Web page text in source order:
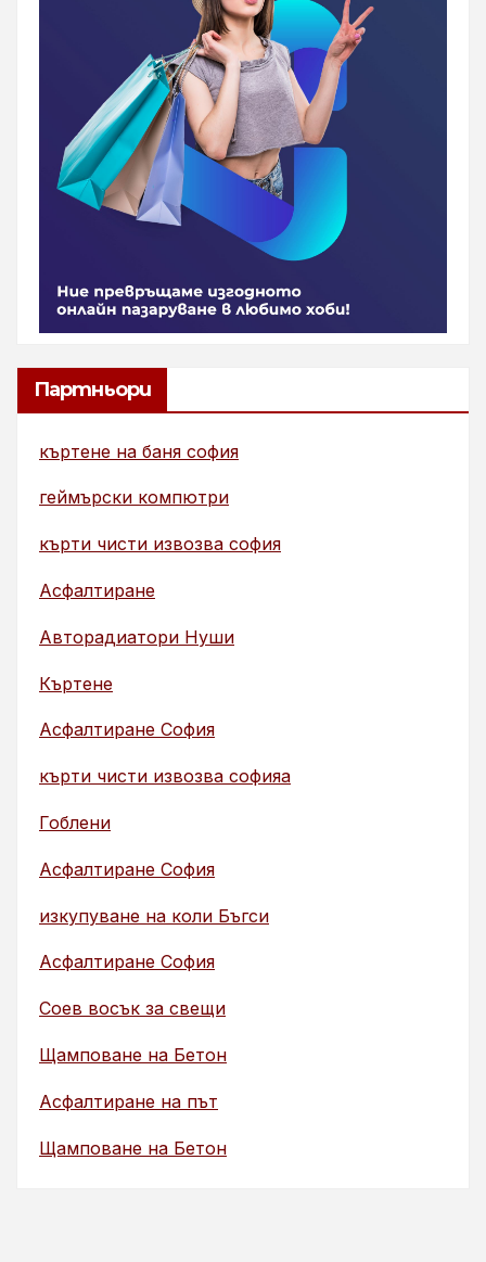
Партньори
къртене на баня софия
геймърски компютри
кърти чисти извозва софия
Асфалтиране
Авторадиатори Нуши
Къртене
Асфалтиране София
кърти чисти извозва софияа
Гоблени
Асфалтиране София
изкупуване на коли Бъгси
Асфалтиране София
Соев восък за свещи
Щамповане на Бетон
Асфалтиране на път
Щамповане на Бетон